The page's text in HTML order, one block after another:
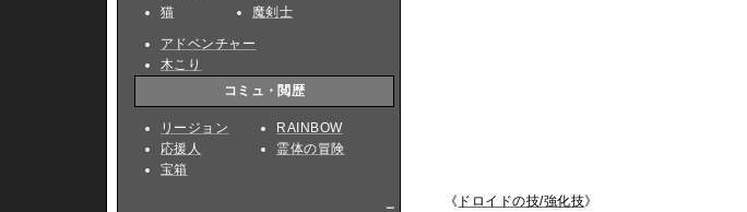
《 ドロイドの技/強化技》
猫
魔剣士
アドベンチャー
木こり
コミュ・閲歴
リージョン
応援人
宝箱
RAINBOW
霊体の冒険